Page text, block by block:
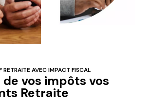
RETRAITE AVEC IMPACT FISCAL
de vos impôts vos
Retraite